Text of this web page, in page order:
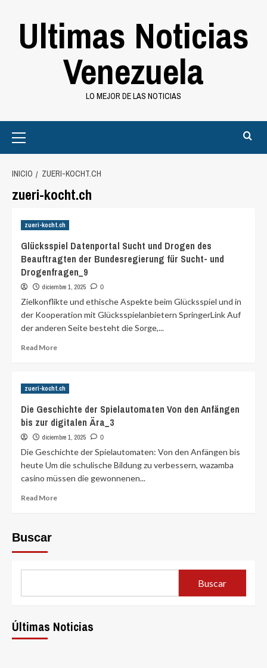
Ultimas Noticias
Venezuela
LO MEJOR DE LAS NOTICIAS
Menu
INICIO ZUERI-KOCHT.CH
zueri-kocht.ch
zueri-kocht.ch
Glücksspiel Datenportal Sucht und Drogen des
Beauftragten der Bundesregierung für Sucht- und
Drogenfragen_9
diciembre 1, 2025 0
Zielkonflikte und ethische Aspekte beim Glücksspiel und in
der Kooperation mit Glücksspielanbietern SpringerLink Auf
der anderen Seite besteht die Sorge,...
Read MoreRead
Datenportal
und
Drogen
des
Beauftragten
Bundesregierung
für
zueri-kocht.ch
Die Geschichte der Spielautomaten Von den Anfängen
bis zur digitalen Ära_3
diciembre 1, 2025 0
Die Geschichte der Spielautomaten: Von den Anfängen bis
heute Um die schulische Bildung zu verbessern, wazamba
casino müssen die gewonnenen...
Read MoreRead
Anfängen
zur
digitalen
Buscar
Buscar
Últimas Noticias